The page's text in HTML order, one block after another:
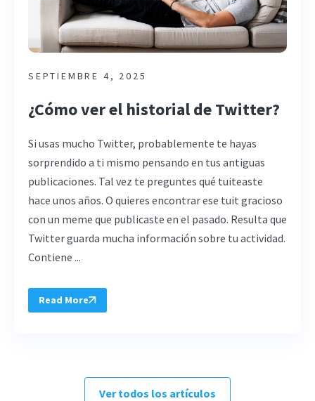
SEPTIEMBRE 4, 2025
¿Cómo ver el historial de Twitter?
Si usas mucho Twitter, probablemente te hayas
sorprendido a ti mismo pensando en tus antiguas
publicaciones. Tal vez te preguntes qué tuiteaste
hace unos años. O quieres encontrar ese tuit gracioso
con un meme que publicaste en el pasado. Resulta que
Twitter guarda mucha información sobre tu actividad.
Contiene ...
Read More
Ver todos los artículos